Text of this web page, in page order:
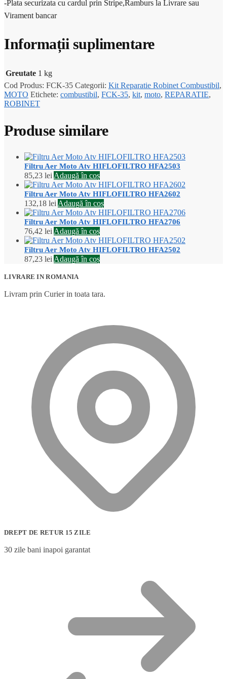
-Plata securizata cu cardul prin Stripe,Ramburs la Livrare sau
Virament bancar
Informații suplimentare
Greutate 1 kg
Cod Produs: FCK-35 Categorii: Kit Reparatie Robinet Combustibil,
MOTO Etichete: combustibil, FCK-35, kit, moto, REPARATIE,
ROBINET
Produse similare
Filtru Aer Moto Atv HIFLOFILTRO HFA2503
85,23 lei Adaugă în coș
Filtru Aer Moto Atv HIFLOFILTRO HFA2602
132,18 lei Adaugă în coș
Filtru Aer Moto Atv HIFLOFILTRO HFA2706
76,42 lei Adaugă în coș
Filtru Aer Moto Atv HIFLOFILTRO HFA2502
87,23 lei Adaugă în coș
LIVRARE IN ROMANIA
Livram prin Curier in toata tara.
DREPT DE RETUR 15 ZILE
30 zile bani inapoi garantat